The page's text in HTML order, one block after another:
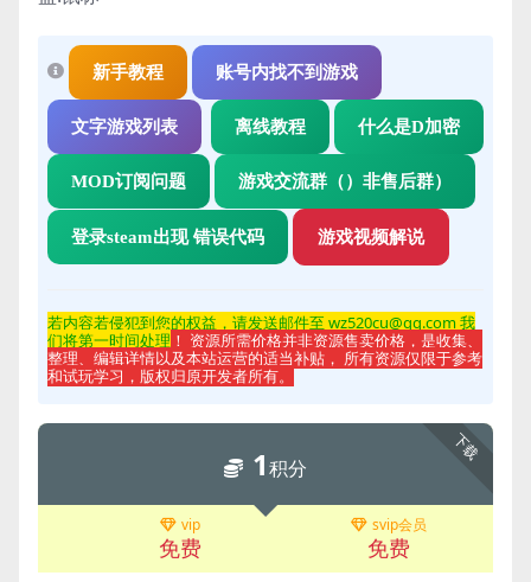
新手教程 账号内找不到游戏
文字游戏列表 离线教程 什么是D加密
MOD订阅问题 游戏交流群（）非售后群）
登录steam出现 错误代码 游戏视频解说
若内容若侵犯到您的权益，请发送邮件至 wz520cu@qq.com 我
们将第一时间处理 ！ 资源所需价格并非资源售卖价格，是收集、
整理、编辑详情以及本站运营的适当补贴， 所有资源仅限于参考
和试玩学习，版权归原开发者所有。
下载
1积分
vip
免费
svip会员
免费